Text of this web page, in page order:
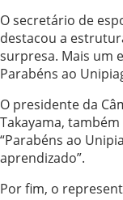
O secretário de
destacou a
surpresa. Mais um
Parabéns ao
O presidente da
Takayama,
“Parabéns ao
aprendizado”.
Por fim, o